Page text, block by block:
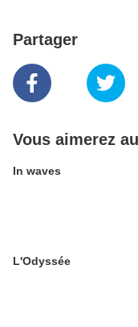
Partager
Vous aimerez
In waves
L'Odyssée